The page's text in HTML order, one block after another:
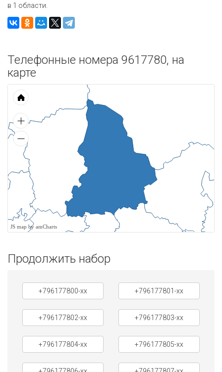
в 1 области.
Телефонные номера 9617780, на
карте
JS map by amCharts
Продолжить набор
+796177800-xx +796177801-xx
+796177802-xx +796177803-xx
+796177804-xx +796177805-xx